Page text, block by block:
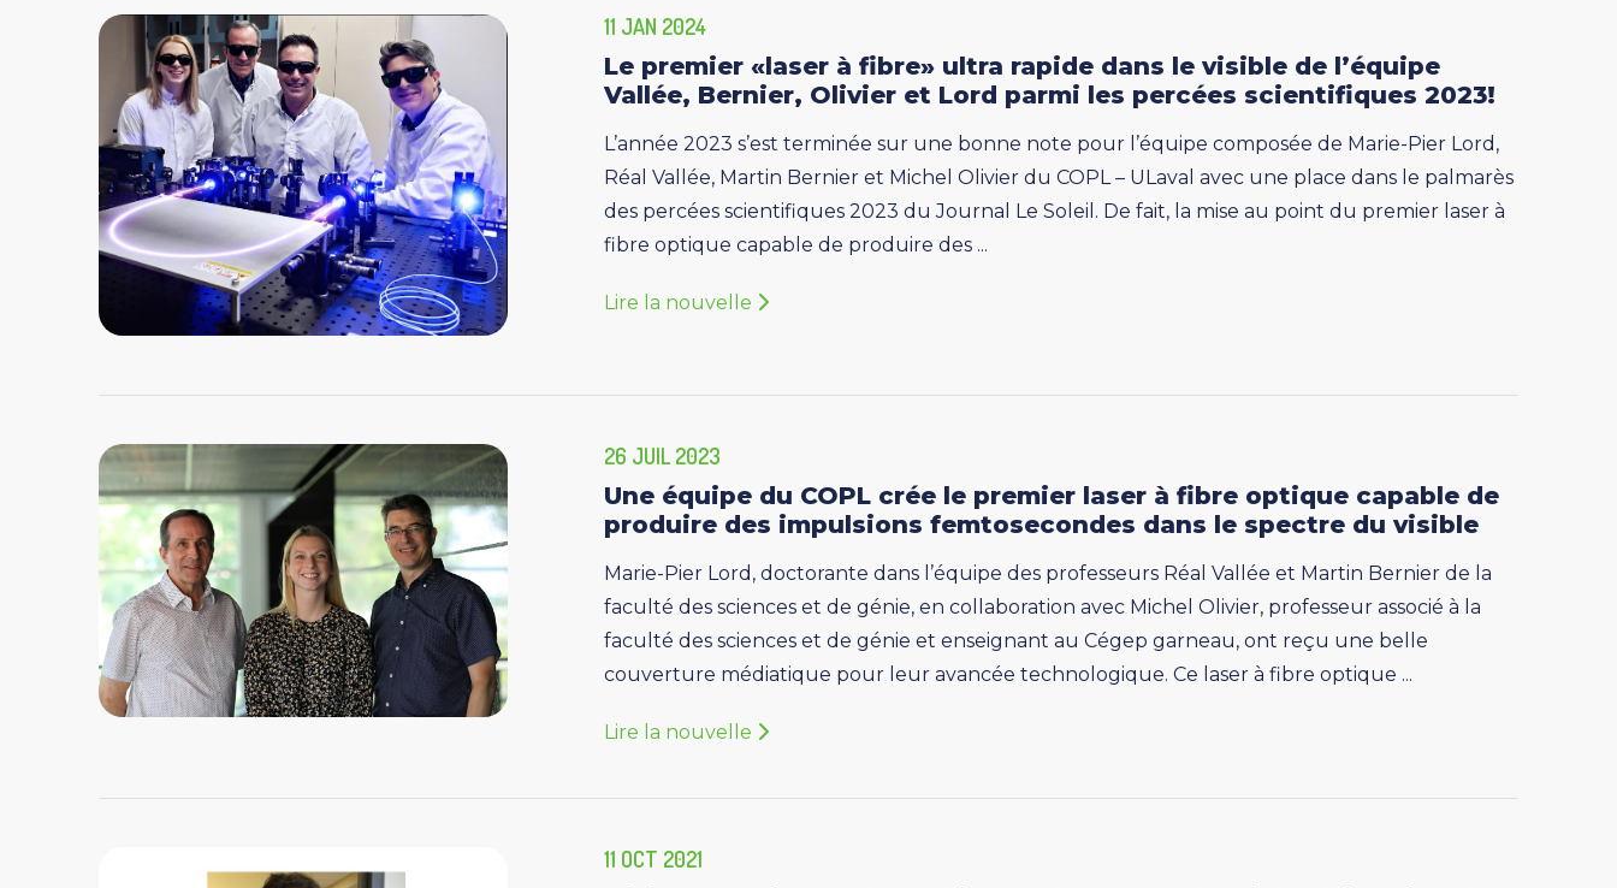
11 JAN 2024
Le premier «laser à fibre» ultra rapide dans le visible de l’équipe
Vallée, Bernier, Olivier et Lord parmi les percées scientifiques 2023!
L’année 2023 s’est terminée sur une bonne note pour l’équipe composée de Marie-Pier Lord,
Réal Vallée, Martin Bernier et Michel Olivier du COPL – ULaval avec une place dans le palmarès
des percées scientifiques 2023 du Journal Le Soleil. De fait, la mise au point du premier laser à
fibre optique capable de produire des ...
Lire la nouvelle
26 JUIL 2023
Une équipe du COPL crée le premier laser à fibre optique capable de
produire des impulsions femtosecondes dans le spectre du visible
Marie-Pier Lord, doctorante dans l’équipe des professeurs Réal Vallée et Martin Bernier de la
faculté des sciences et de génie, en collaboration avec Michel Olivier, professeur associé à la
faculté des sciences et de génie et enseignant au Cégep garneau, ont reçu une belle
couverture médiatique pour leur avancée technologique. Ce laser à fibre optique ...
Lire la nouvelle
11 OCT 2021